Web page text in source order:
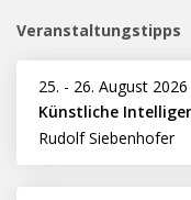
Veranstaltungstipps
25. - 26. August 2026
Rudolf Siebenhofer